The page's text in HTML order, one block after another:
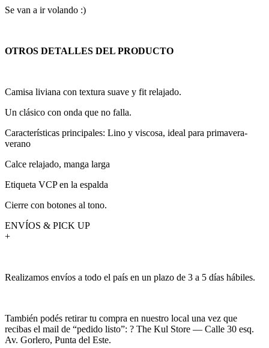
Se van a ir volando :)
OTROS DETALLES DEL PRODUCTO
Camisa liviana con textura suave y fit relajado.
Un clásico con onda que no falla.
Características principales: Lino y viscosa, ideal para primavera-
verano
Calce relajado, manga larga
Etiqueta VCP en la espalda
Cierre con botones al tono.
ENVÍOS & PICK UP
+
Realizamos envíos a todo el país en un plazo de 3 a 5 días hábiles.
También podés retirar tu compra en nuestro local una vez que
recibas el mail de “pedido listo”: ? The Kul Store — Calle 30 esq.
Av. Gorlero, Punta del Este.